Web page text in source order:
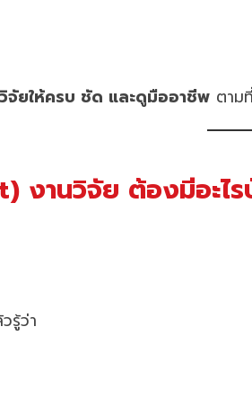
ยให้ครบ ชัด และดูมืออาชีพ ตาม
านวิจัย ต้องมีอะไร
รู้ว่า